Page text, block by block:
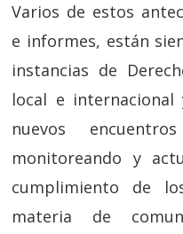
Varios de estos
e informes, están
instancias de
local e internacional
nuevos
monitoreando y
cumplimiento de
materia de